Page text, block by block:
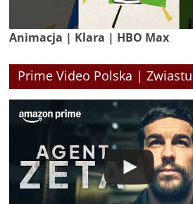
Animacja | Klara | HBO Max
Prime Video Polska |